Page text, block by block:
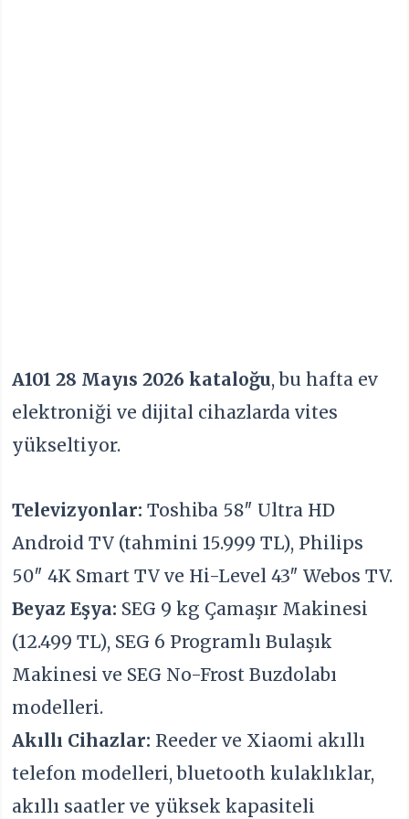
A101 28 Mayıs 2026 kataloğu, bu hafta ev
elektroniği ve dijital cihazlarda vites
yükseltiyor.
Televizyonlar: Toshiba 58″ Ultra HD
Android TV (tahmini 15.999 TL), Philips
50″ 4K Smart TV ve Hi-Level 43″ Webos TV.
Beyaz Eşya: SEG 9 kg Çamaşır Makinesi
(12.499 TL), SEG 6 Programlı Bulaşık
Makinesi ve SEG No-Frost Buzdolabı
modelleri.
Akıllı Cihazlar: Reeder ve Xiaomi akıllı
telefon modelleri, bluetooth kulaklıklar,
akıllı saatler ve yüksek kapasiteli